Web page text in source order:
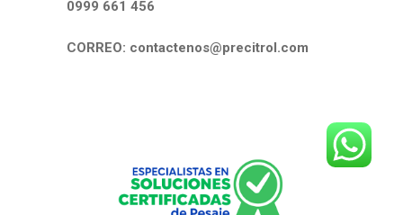
0999 661 456
CORREO: contactenos@precitrol.com